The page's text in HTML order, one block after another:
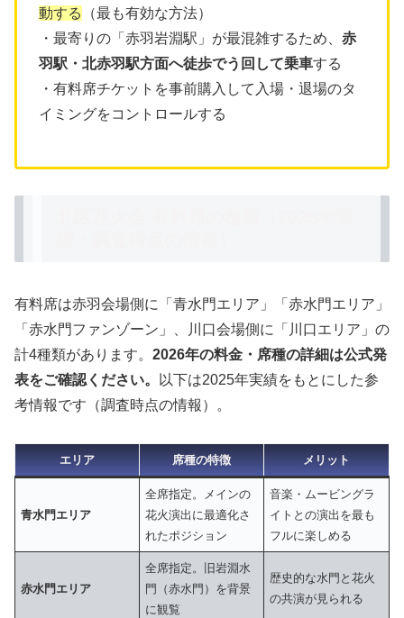
動する
（最も有効な方法）
・最寄りの「赤羽岩淵駅」が最混雑するため、 赤
羽駅・北赤羽駅方面へ徒歩でう回して乗車する
・有料席チケットを事前購入して入場・退場のタ
イミングをコントロールする
有料席は赤羽会場側に「青水門エリア」「赤水門エリア」
「赤水門ファンゾーン」、川口会場側に「川口エリア」の
計4種類があります。 2026年の料金・席種の詳細は公式発
表をご確認ください。
以下は2025年実績をもとにした参
考情報です（調査時点の情報）。
エリア 席種の特徴 メリット
青水門エリア
全席指定。メインの
花火演出に最適化さ
れたポジション
音楽・ムービングラ
イトとの演出を最も
フルに楽しめる
赤水門エリア
全席指定。旧岩淵水
門（赤水門）を背景
に観覧
歴史的な水門と花火
の共演が見られる